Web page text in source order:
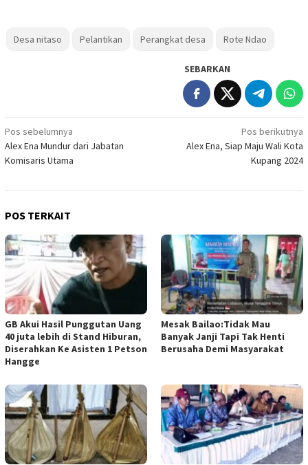
Desa nitaso Pelantikan Perangkat desa Rote Ndao
SEBARKAN
Navigasi
pos
Pos sebelumnya
Alex Ena Mundur dari Jabatan
Komisaris Utama
Pos berikutnya
Alex Ena, Siap Maju Wali Kota
Kupang 2024
POS TERKAIT
GB Akui Hasil Punggutan Uang
40 juta lebih di Stand Hiburan,
Diserahkan Ke Asisten 1 Petson
Hangge
Mesak Bailao:Tidak Mau
Banyak Janji Tapi Tak Henti
Berusaha Demi Masyarakat